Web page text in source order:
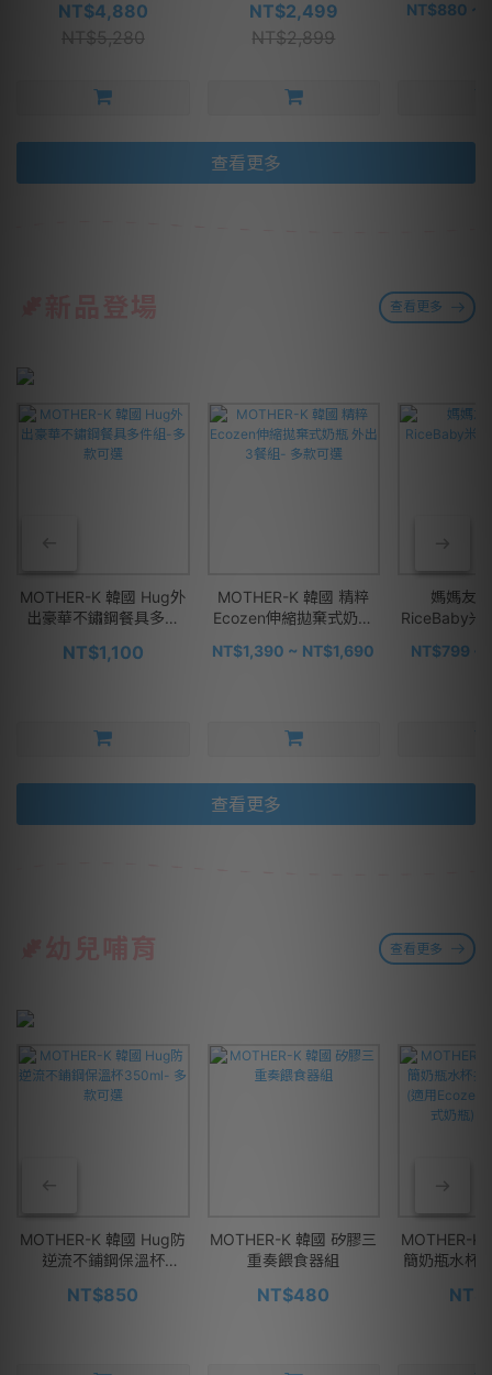
步車模式) - 多款可選
NT$4,880
NT$5,280
NT$2,499
NT$2,899
NT$880 ~
查看更多
查看更多
MOTHER-K 韓國 Hug外
出豪華不鏽鋼餐具多件
NT$1,100
MOTHER-K 韓國 精粹
Ecozen伸縮拋棄式奶瓶
NT$1,390 ~ NT$1,690
媽媽友
RiceBaby米
NT$799 ~
查看更多
幼兒哺育 查看更多
MOTHER-K 韓國 Hug防
逆流不鋪鋼保溫杯
NT$850
MOTHER-K 韓國 矽膠三
重奏餵食器組
NT$480
MOTHER-K
簡奶瓶水杯
拋棄式奶